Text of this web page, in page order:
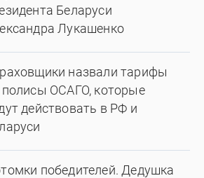
Беларуси
Лукашенко
назвали тарифы
полисы ОСАГО, которые
действовать в РФ и
победителей. Дедушка